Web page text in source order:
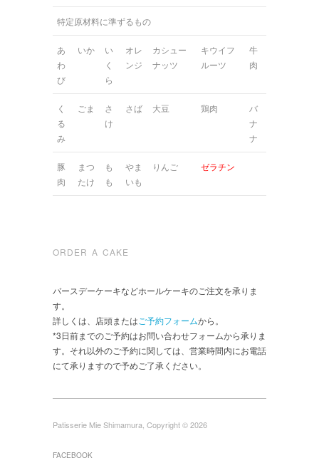
特定原材料に準ずるもの
あ
わ
び
いか
い
く
ら
オレ
ンジ
カシュー
ナッツ
キウイフ
ルーツ
牛
肉
く
る
み
ごま
さ
け
さば 大豆 鶏肉
バ
ナ
ナ
豚
肉
まつ
たけ
も
も
やま
いも
りんご ゼラチン
ORDER A CAKE
バースデーケーキなどホールケーキのご注文を承りま
す。
詳しくは、店頭またはご予約フォームから。
*3日前までのご予約はお問い合わせフォームから承りま
す。それ以外のご予約に関しては、営業時間内にお電話
にて承りますので予めご了承ください。
Patisserie Mie Shimamura, Copyright © 2026
FACEBOOK